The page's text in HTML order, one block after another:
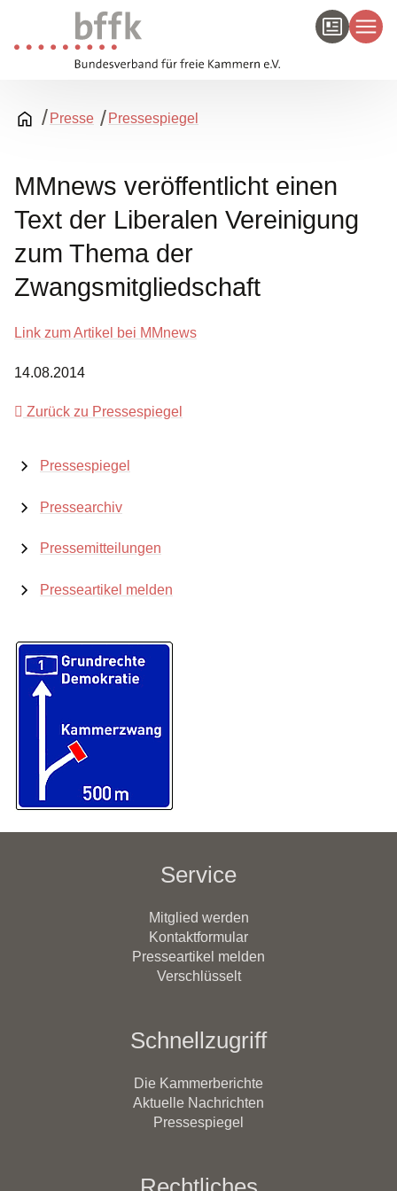
Presse Pressespiegel
MMnews veröffentlicht einen
Text der Liberalen Vereinigung
zum Thema der
Zwangsmitgliedschaft
Link zum Artikel bei MMnews
14.08.2014
Zurück zu Pressespiegel
Pressespiegel
Pressearchiv
Pressemitteilungen
Presseartikel melden
Service
Mitglied werden
Kontaktformular
Presseartikel melden
Verschlüsselt
Schnellzugriff
Die Kammerberichte
Aktuelle Nachrichten
Pressespiegel